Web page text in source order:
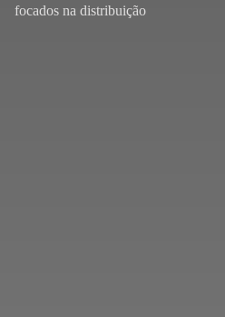
focados na distribuição